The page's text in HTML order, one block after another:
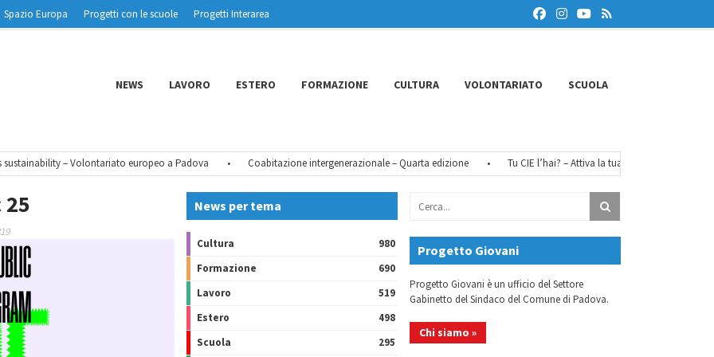
Spazio Europa Progetti con le scuole
Progetti Interarea
NEWS LAVORO ESTERO FORMAZIONE CULTURA VOLONTARIATO SCUOLA
– Volontariato europeo a Padova Coabitazione intergenerazionale – Quarta edizione Tu CIE l’hai? – Attiva la tua identità digitale
News per tema
Cultura
980
Formazione
690
Lavoro
519
Estero
498
Scuola
295
Progetto Giovani
Progetto Giovani è un ufficio del Settore
Gabinetto del Sindaco del Comune di Padova.
Chi siamo »